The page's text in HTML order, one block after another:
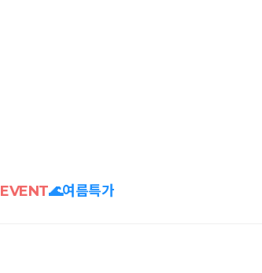
EVENT🌊여름특가